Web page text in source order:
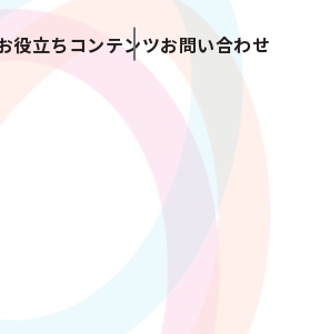
役立ちコンテンツお問い合わせ